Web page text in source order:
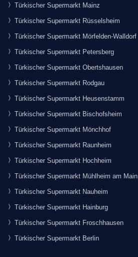
Türkischer Supermarkt Mainz
Türkischer Supermarkt Rüsselsheim
Türkischer Supermarkt Mörfelden-Walldorf
Türkischer Supermarkt Petersberg
Türkischer Supermarkt Obertshausen
Türkischer Supermarkt Rodgau
Türkischer Supermarkt Heusenstamm
Türkischer Supermarkt Bischofsheim
Türkischer Supermarkt Mönchhof
Türkischer Supermarkt Raunheim
Türkischer Supermarkt Hochheim
Türkischer Supermarkt Mühlheim am Main
Türkischer Supermarkt Nauheim
Türkischer Supermarkt Hainburg
Türkischer Supermarkt Froschhausen
Türkischer Supermarkt Berlin